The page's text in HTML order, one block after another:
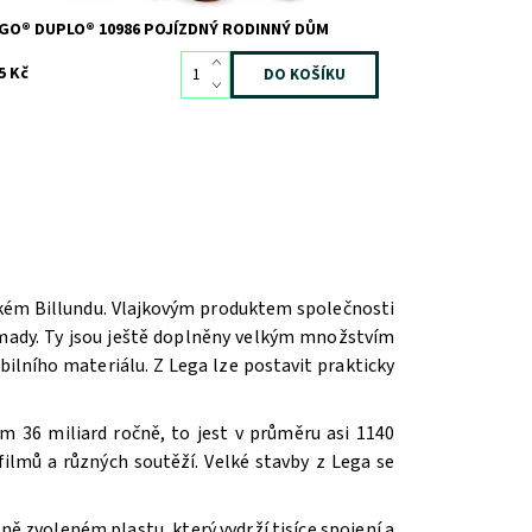
DUPLO® 10986 POJÍZDNÝ RODINNÝ DŮM
Kč
Billundu. Vlajkovým produktem společnosti
Ty jsou ještě doplněny velkým množstvím
materiálu. Z Lega lze postavit prakticky
36 miliard ročně, to jest v průměru asi 1140
a různých soutěží. Velké stavby z Lega se